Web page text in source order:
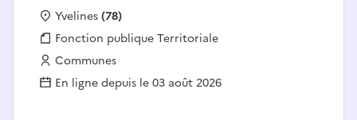
Localisation :
Yvelines(78)
Fonction publique :
Fonction publique Territoriale
Employeur :
Communes
En ligne depuis le 03 août 2026